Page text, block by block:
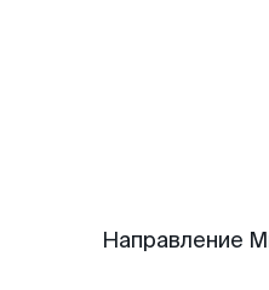
Направление